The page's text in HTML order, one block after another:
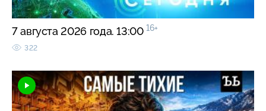
7 августа 2026 года. 13:00 16+
322